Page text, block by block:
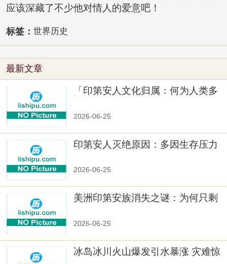
应该深藏了不少他对情人的爱意吧！
标签： 世界历史
最新文章
「印第安人文化归属：何为人类多
2026-06-25
印第安人灭绝原因：多因生存压力
2026-06-25
美洲印第安族消失之谜：为何只剩
2026-06-25
冰岛冰川火山爆发引水暴涨 灾难惊